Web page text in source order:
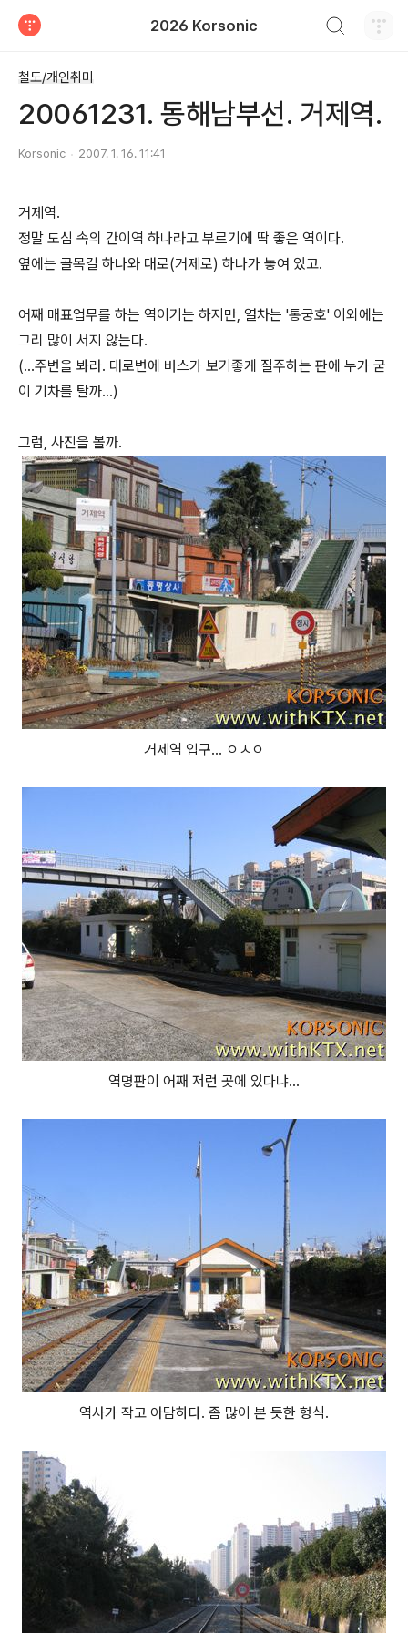
2026 Korsonic
철도/개인취미
20061231. 동해남부선. 거제역.
Korsonic 2007. 1. 16. 11:41
거제역.
정말 도심 속의 간이역 하나라고 부르기에 딱 좋은 역이다.
옆에는 골목길 하나와 대로(거제로) 하나가 놓여 있고.
어째 매표업무를 하는 역이기는 하지만, 열차는 '통궁호' 이외에는
그리 많이 서지 않는다.
(...주변을 봐라. 대로변에 버스가 보기좋게 질주하는 판에 누가 굳
이 기차를 탈까...)
그럼, 사진을 볼까.
거제역 입구... ㅇㅅㅇ
역명판이 어째 저런 곳에 있다냐...
역사가 작고 아담하다. 좀 많이 본 듯한 형식.